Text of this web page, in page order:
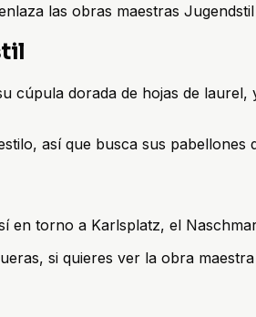
las obras maestras
cúpula dorada de hojas de
así que busca sus
en torno a Karlsplatz, el
si quieres ver la obra